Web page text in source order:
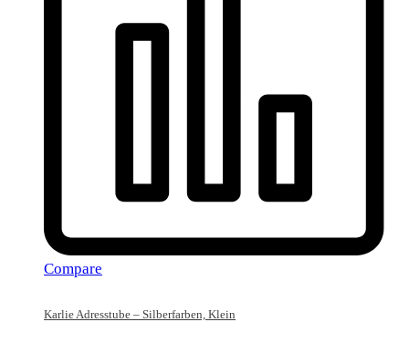
Compare
Karlie Adresstube – Silberfarben, Klein